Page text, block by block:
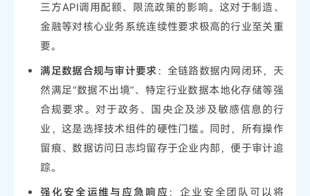
三方API调用配额、限流政策的影响。这对于制造、
金融等对核心业务系统连续性要求极高的行业至关重
要。
满足数据合规与审计要求 ：全链路数据内网闭环，天
然满足“数据不出境”、特定行业数据本地化存储等强
合规要求。对于政务、国央企及涉及敏感信息的行
业，这是选择技术组件的硬性门槛。同时，所有操作
留痕、数据访问日志均留存于企业内部，便于审计追
踪。
强化安全运维与应急响应 ：企业安全团队可以将